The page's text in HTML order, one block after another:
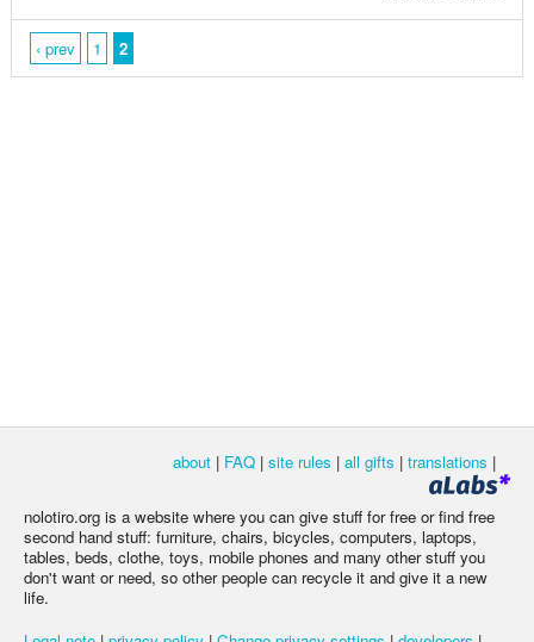
‹ prev 1 2
about | FAQ | site rules | all gifts | translations |
nolotiro.org is a website where you can give stuff for free or find free
second hand stuff: furniture, chairs, bicycles, computers, laptops,
tables, beds, clothe, toys, mobile phones and many other stuff you
don't want or need, so other people can recycle it and give it a new
life.